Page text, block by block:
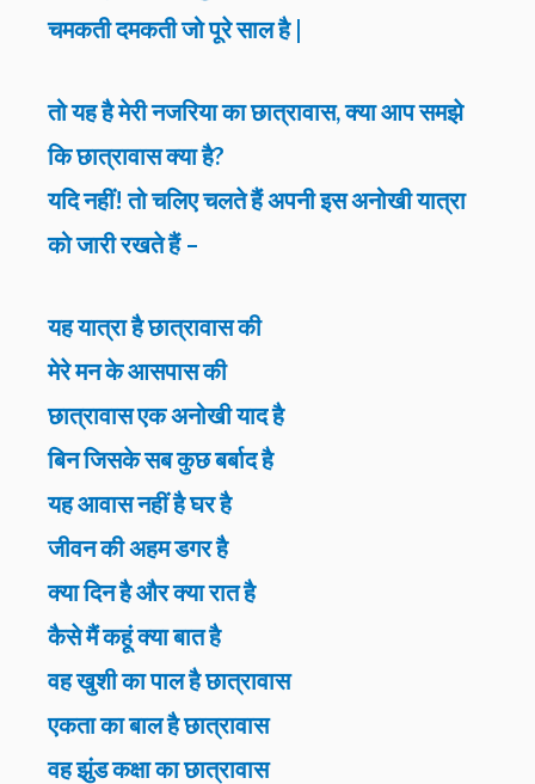
चमकती दमकती जो पूरे साल है |
तो यह है मेरी नजरिया का छात्रावास, क्या आप समझे
कि छात्रावास क्या है?
यदि नहीं! तो चलिए चलते हैं अपनी इस अनोखी यात्रा
को जारी रखते हैं –
यह यात्रा है छात्रावास की
मेरे मन के आसपास की
छात्रावास एक अनोखी याद है
बिन जिसके सब कुछ बर्बाद है
यह आवास नहीं है घर है
जीवन की अहम डगर है
क्या दिन है और क्या रात है
कैसे मैं कहूं क्या बात है
वह खुशी का पाल है छात्रावास
एकता का बाल है छात्रावास
वह झुंड कक्षा का छात्रावास